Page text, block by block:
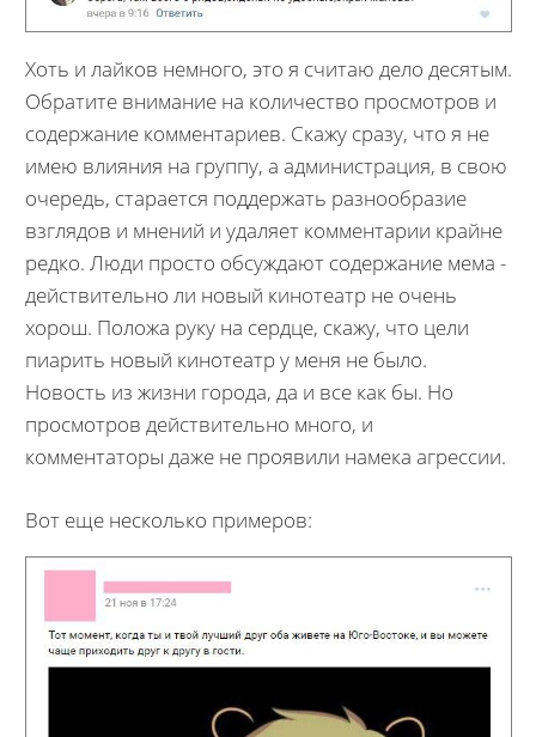
Хоть и лайков немного, это я считаю дело десятым.
Обратите внимание на количество просмотров и
содержание комментариев. Скажу сразу, что я не
имею влияния на группу, а администрация, в свою
очередь, старается поддержать разнообразие
взглядов и мнений и удаляет комментарии крайне
редко. Люди просто обсуждают содержание мема -
действительно ли новый кинотеатр не очень
хорош. Положа руку на сердце, скажу, что цели
пиарить новый кинотеатр у меня не было.
Новость из жизни города, да и все как бы. Но
просмотров действительно много, и
комментаторы даже не проявили намека агрессии.
Вот еще несколько примеров: